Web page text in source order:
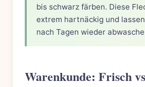
bis schwarz färben. Diese
extrem hartnäckig und
nach Tagen wieder
Warenkunde: Frisch